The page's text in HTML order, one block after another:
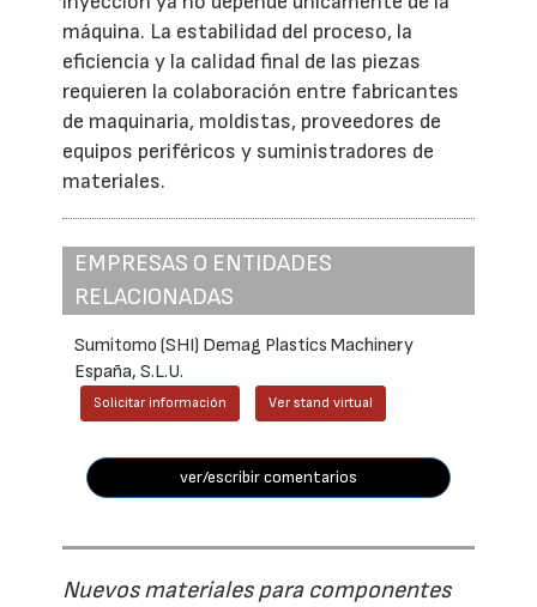
máquina. La estabilidad del proceso, la
eficiencia y la calidad final de las piezas
requieren la colaboración entre fabricantes
de maquinaria, moldistas, proveedores de
equipos periféricos y suministradores de
materiales.
EMPRESAS O ENTIDADES
RELACIONADAS
Sumitomo (SHI) Demag Plastics Machinery
España, S.L.U.
Solicitar información Ver stand virtual
ver/escribir comentarios
Nuevos materiales para componentes